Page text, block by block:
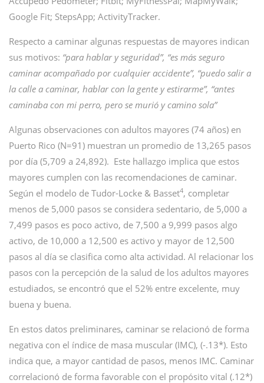
Google Fit; StepsApp; ActivityTracker.
Respecto a caminar algunas respuestas de mayores indican
sus motivos: “para hablar y seguridad”, “es más seguro
caminar acompañado por cualquier accidente”, “puedo salir a
la calle a caminar, hablar con la gente y estirarme”, “antes
caminaba con mi perro, pero se murió y camino sola”
Algunas observaciones con adultos mayores (74 años) en
Puerto Rico (N=91) muestran un promedio de 13,265 pasos
por día (5,709 a 24,892). Este hallazgo implica que estos
mayores cumplen con las recomendaciones de caminar.
Según el modelo de Tudor-Locke & Basset4, completar
menos de 5,000 pasos se considera sedentario, de 5,000 a
7,499 pasos es poco activo, de 7,500 a 9,999 pasos algo
activo, de 10,000 a 12,500 es activo y mayor de 12,500
pasos al día se clasifica como alta actividad. Al relacionar los
pasos con la percepción de la salud de los adultos mayores
estudiados, se encontró que el 52% entre excelente, muy
buena y buena.
En estos datos preliminares, caminar se relacionó de forma
negativa con el índice de masa muscular (IMC), (-.13*). Esto
indica que, a mayor cantidad de pasos, menos IMC. Caminar
correlacionó de forma favorable con el propósito vital (.12*)